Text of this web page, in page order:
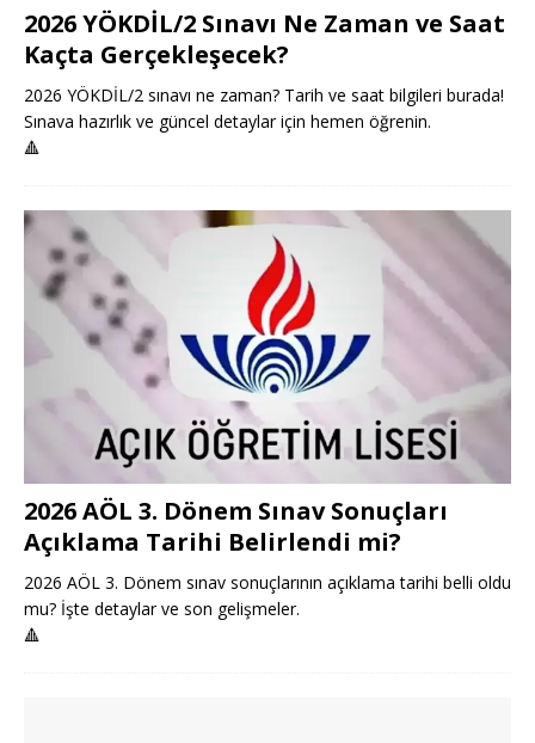
2026 YÖKDİL/2 Sınavı Ne Zaman ve Saat
Kaçta Gerçekleşecek?
2026 YÖKDİL/2 sınavı ne zaman? Tarih ve saat bilgileri burada!
Sınava hazırlık ve güncel detaylar için hemen öğrenin.
🔺
2026 AÖL 3. Dönem Sınav Sonuçları
Açıklama Tarihi Belirlendi mi?
2026 AÖL 3. Dönem sınav sonuçlarının açıklama tarihi belli oldu
mu? İşte detaylar ve son gelişmeler.
🔺